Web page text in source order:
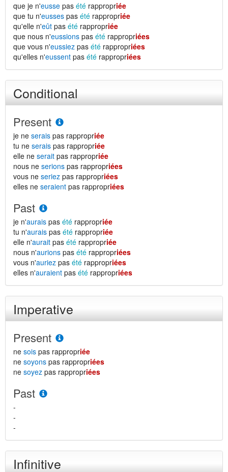
que je n'eusse pas été rappropriée
que tu n'eusses pas été rappropriée
qu'elle n'eût pas été rappropriée
que nous n'eussions pas été rappropriées
que vous n'eussiez pas été rappropriées
qu'elles n'eussent pas été rappropriées
Conditional
Present
je ne serais pas rappropriée
tu ne serais pas rappropriée
elle ne serait pas rappropriée
nous ne serions pas rappropriées
vous ne seriez pas rappropriées
elles ne seraient pas rappropriées
Past
je n'aurais pas été rappropriée
tu n'aurais pas été rappropriée
elle n'aurait pas été rappropriée
nous n'aurions pas été rappropriées
vous n'auriez pas été rappropriées
elles n'auraient pas été rappropriées
Imperative
Present
ne sois pas rappropriée
ne soyons pas rappropriées
ne soyez pas rappropriées
Past
-
-
-
Infinitive